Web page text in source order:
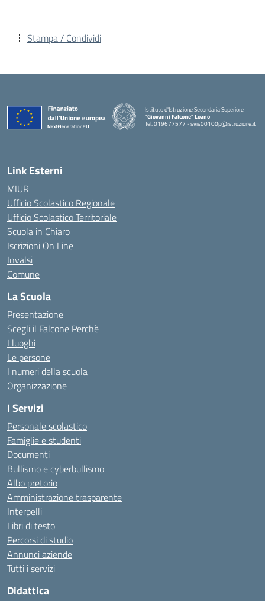
Stampa / Condividi
Istituto d'Istruzione Secondaria Superiore
"Giovanni Falcone" Loano
Tel. 019677577 - svis00100p@istruzione.it
Link Esterni
MIUR
Ufficio Scolastico Regionale
Ufficio Scolastico Territoriale
Scuola in Chiaro
Iscrizioni On Line
Invalsi
Comune
La Scuola
Presentazione
Scegli il Falcone Perchè
I luoghi
Le persone
I numeri della scuola
Organizzazione
I Servizi
Personale scolastico
Famiglie e studenti
Documenti
Bullismo e cyberbullismo
Albo pretorio
Amministrazione trasparente
Interpelli
Libri di testo
Percorsi di studio
Annunci aziende
Tutti i servizi
Didattica